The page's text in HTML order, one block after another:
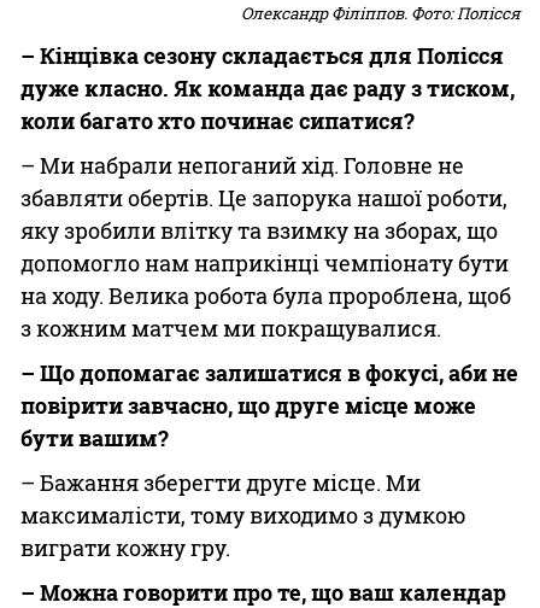
Олександр Філіппов. Фото: Полісся
– Кінцівка сезону складається для Полісся
дуже класно. Як команда дає раду з тиском,
коли багато хто починає сипатися?
– Ми набрали непоганий хід. Головне не
збавляти обертів. Це запорука нашої роботи,
яку зробили влітку та взимку на зборах, що
допомогло нам наприкінці чемпіонату бути
на ходу. Велика робота була пророблена, щоб
з кожним матчем ми покращувалися.
– Що допомагає залишатися в фокусі, аби не
повірити завчасно, що друге місце може
бути вашим?
– Бажання зберегти друге місце. Ми
максималісти, тому виходимо з думкою
виграти кожну гру.
– Можна говорити про те, що ваш календар